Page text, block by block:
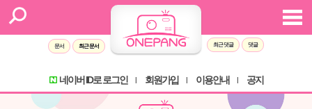
문서 최근 문서 최근 댓글 댓글
네이버 ID로 로그인 회원가입 이용안내 공지